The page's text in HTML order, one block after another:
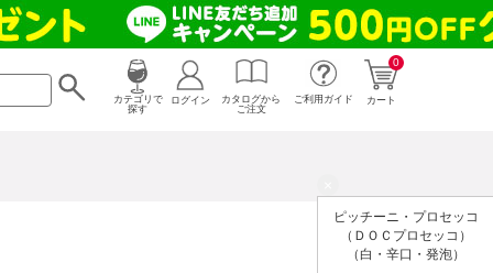
カテゴリで
探す
0
カート
ログイン
カタログから
ご注文
ご利用ガイド
ピッチーニ・プロセッコ
（ＤＯＣプロセッコ）
（白・辛口・発泡）